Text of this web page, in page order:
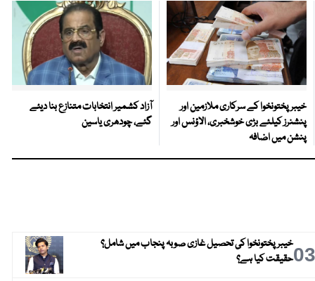
خیبرپختونخوا کے سرکاری ملازمین اور
پنشنرز کیلئے بڑی خوشخبری، الاؤنس اور
پنشن میں اضافہ
آزاد کشمیر انتخابات متنازع بنا دیئے
گئے، چودھری یاسین
03خیبر پختونخوا کی تحصیل غازی صوبہ پنجاب میں شامل؟
حقیقت کیا ہے؟